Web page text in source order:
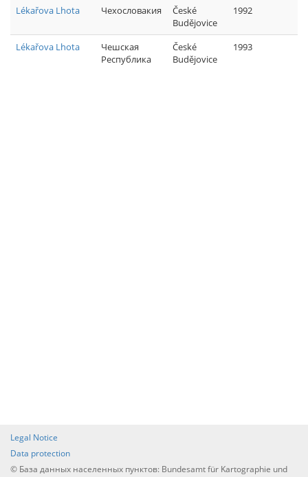
Lékařova Lhota
Чехословакия
České
Budějovice
1992
Lékařova Lhota
Чешская
Республика
České
Budějovice
1993
Legal Notice
Data protection
© База данных населенных пунктов: Bundesamt für Kartographie und